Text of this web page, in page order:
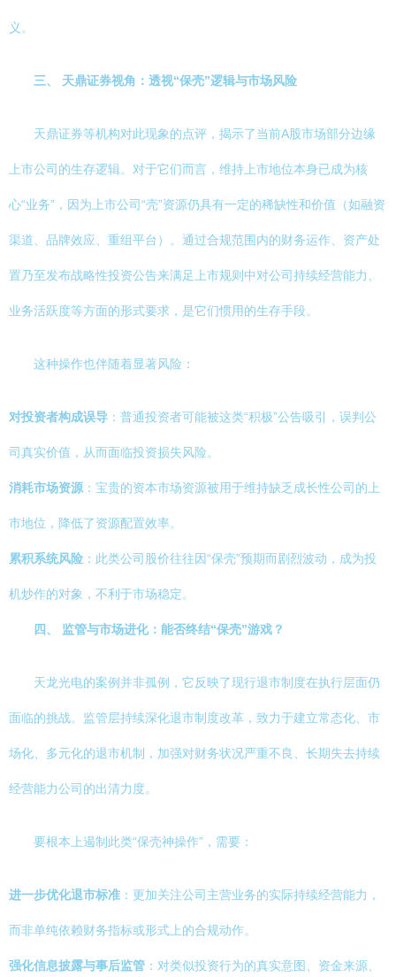
义。
三、 天鼎证券视角：透视“保壳”逻辑与市场风险
天鼎证券等机构对此现象的点评，揭示了当前A股市场部分边缘
上市公司的生存逻辑。对于它们而言，维持上市地位本身已成为核
心“业务”，因为上市公司“壳”资源仍具有一定的稀缺性和价值（如融资
渠道、品牌效应、重组平台）。通过合规范围内的财务运作、资产处
置乃至发布战略性投资公告来满足上市规则中对公司持续经营能力、
业务活跃度等方面的形式要求，是它们惯用的生存手段。
这种操作也伴随着显著风险：
对投资者构成误导 ：普通投资者可能被这类“积极”公告吸引，误判公
司真实价值，从而面临投资损失风险。
消耗市场资源 ：宝贵的资本市场资源被用于维持缺乏成长性公司的上
市地位，降低了资源配置效率。
累积系统风险 ：此类公司股价往往因“保壳”预期而剧烈波动，成为投
机炒作的对象，不利于市场稳定。
四、 监管与市场进化：能否终结“保壳”游戏？
天龙光电的案例并非孤例，它反映了现行退市制度在执行层面仍
面临的挑战。监管层持续深化退市制度改革，致力于建立常态化、市
场化、多元化的退市机制，加强对财务状况严重不良、长期失去持续
经营能力公司的出清力度。
要根本上遏制此类“保壳神操作”，需要：
进一步优化退市标准 ：更加关注公司主营业务的实际持续经营能力，
而非单纯依赖财务指标或形式上的合规动作。
强化信息披露与事后监管 ：对类似投资行为的真实意图、资金来源、